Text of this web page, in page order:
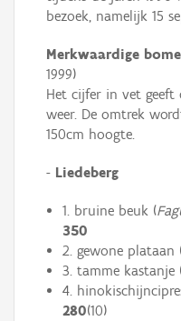
bezoek, namelijk 15
Merkwaardige
1999)
Het cijfer in vet
weer. De omtrek
150cm hoogte.
- Liedeberg
1. bruine beuk (
350
2. gewone plataan
3. tamme kastanje
4.
280(10)